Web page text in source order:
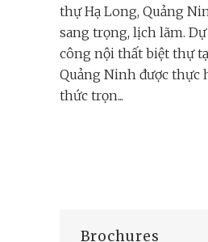
thự Hạ Long, Quảng
sang trọng, lịch lãm.
công nội thất biệt thự
Quảng Ninh được thực
thức trọn...
Brochures